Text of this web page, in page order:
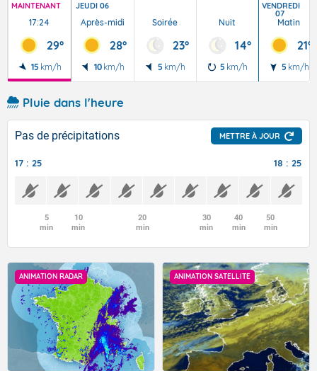
MAINTENANT
17:24
29°
15 km/h
JEUDI 06
Après-midi
28°
10 km/h
Soirée
23°
5 km/h
Nuit
14°
5 km/h
VENDREDI
07
Matin
21°
5 km/h
Pluie dans l'heure
Pas de précipitations METTRE À JOUR
17 : 25 18 : 25
5
min
10
min
20
min
30
min
40
min
50
min
ANIMATION RADAR ANIMATION SATELLITE